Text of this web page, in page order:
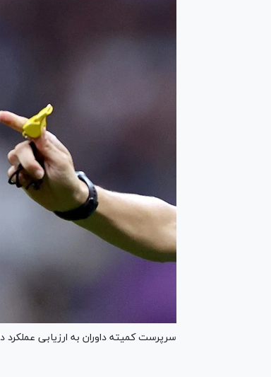
سرپرست کمیته داوران به ارزیابی عملکرد